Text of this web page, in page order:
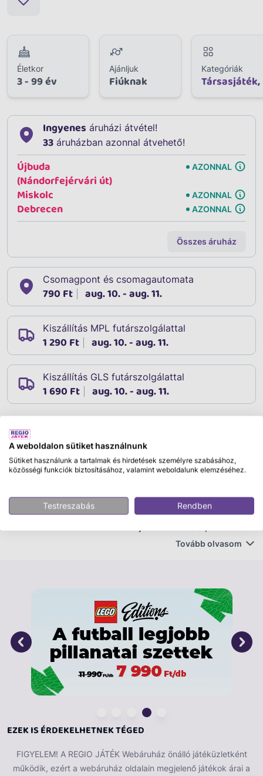
Életkor
3 - 99 év
Ajánljuk
Fiúknak
Kategóriák
Ingyenes áruházi átvétel!
33 áruházban azonnal átvehető!
Újbuda
(Nándorfejérvári út)
AZONNAL
Miskolc AZONNAL
Debrecen AZONNAL
Összes áruház
Csomagpont és csomagautomata
790 Ft aug. 10. - aug. 11.
Kiszállítás MPL futárszolgálattal
1 290 Ft aug. 10. - aug. 11.
Kiszállítás GLS futárszolgálattal
1 690 Ft aug. 10. - aug. 11.
Leírás
FOCI meccskártya, 3 az 1-ban kártya játék A kártya
kvartett és Meccs kártya játszható. MECCS Kártya: Két
csapat egymással szemben, piros és zöld színben,
lévő színek segítségével, végül egy jól irányzott
játékteret, magát a focipályát.
Tovább olvasom
EZEK IS ÉRDEKELHETNEK TÉGED
FIGYELEM! A REGIO JÁTÉK Webáruház önálló játéküzletként
működik, ezért a webáruház oldalain megjelenő játékok árai a
A weboldalon sütiket használnunk
Sütiket használunk a tartalmak és hirdetések személyre szabásához,
közösségi funkciók biztosításához, valamint weboldalunk elemzéséhez.
Testreszabás Rendben